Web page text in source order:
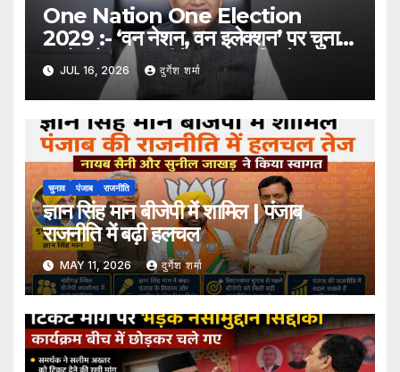
One Nation One Election
2029 :- ‘वन नेशन, वन इलेक्शन’ पर चुनाव
आयोग तैयार, 6 महीने का समय मिलने पर
2029 से एक साथ चुनाव संभव
JUL 16, 2026 दुर्गेश शर्मा
चुनाव पंजाब राजनीति
ज्ञान सिंह मान बीजेपी में शामिल | पंजाब
राजनीति में बढ़ी हलचल
MAY 11, 2026 दुर्गेश शर्मा